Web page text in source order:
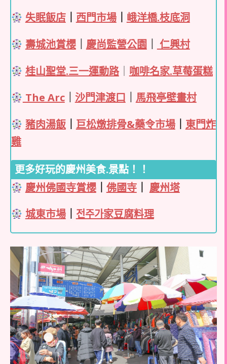
失眠飯店｜ 西門市場｜ 峨洋橋.枝底洞
壽城池賞櫻｜ 慶尚監營公園
仁興村
桂山聖堂.三一運動路｜ 咖啡名家.草莓蛋糕
The Arc｜ 沙門津渡口
馬飛亭壁畫村
豬肉湯飯｜ 巨松燉排骨&藥令市場｜ 東門炸
雞
更多好玩的慶州美食.景點！！
慶州佛國寺賞櫻｜ 佛國寺｜ 慶州塔
城東市場｜ 전주가家豆腐料理